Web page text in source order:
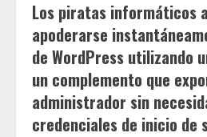
Apolo
hacia
un
nuevo
y
salvaje
territorio
de
comunicaciones
láser.
Los piratas informáticos
apoderarse
de WordPress utilizando
un complemento que
administrador sin
credenciales de inicio de